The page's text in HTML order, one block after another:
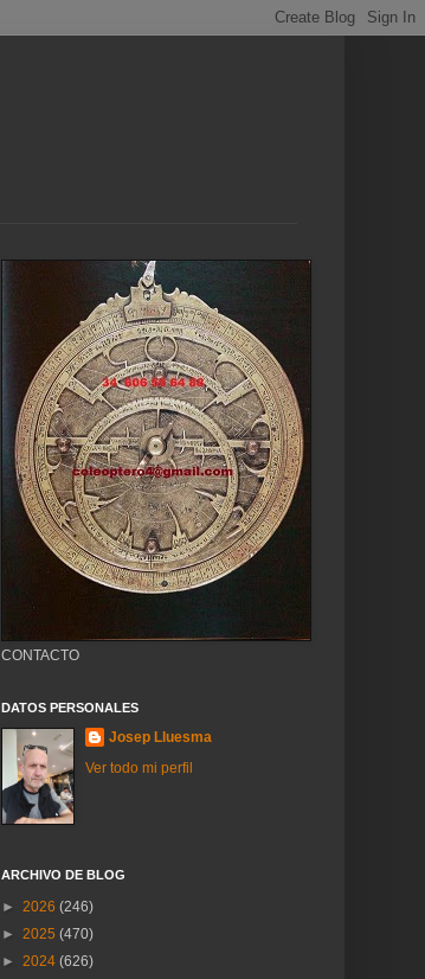
CONTACTO
DATOS PERSONALES
Josep Lluesma
Ver todo mi perfil
ARCHIVO DE BLOG
► 2026 (246)
► 2025 (470)
► 2024 (626)